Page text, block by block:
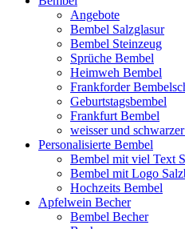
Angebote
Bembel Salzglasur
Bembel Steinzeug
Sprüche Bembel
Heimweh Bembel
Frankforder
Geburtstagsbembel
Frankfurt Bembel
weisser und
Personalisierte Bembel
Bembel mit viel Text
Bembel mit Logo
Hochzeits Bembel
Apfelwein Becher
Bembel Becher